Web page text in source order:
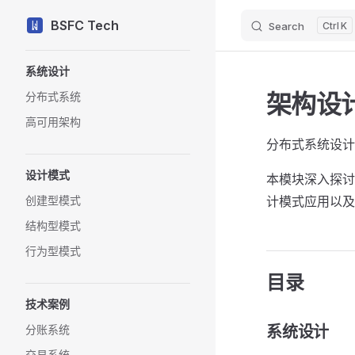
Skip to content
BSFC Tech Search K
系统设计
分布式系统
高可用架构
设计模式
创建型模式
结构型模式
行为型模式
技术案例
分账系统
架构设
分布式系统设
本模块深入探
计模式应用以
目录
系统设计